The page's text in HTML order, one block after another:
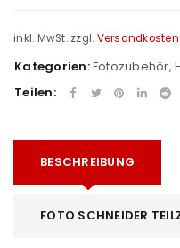
inkl. MwSt. zzgl. Versandkosten
Kategorien:Fotozubehör,
Teilen:
BESCHREIBUNG
FOTO SCHNEIDER